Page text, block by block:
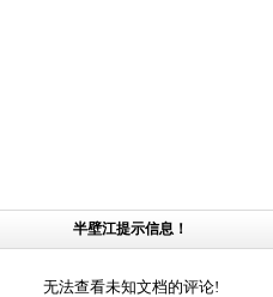
半壁江提示信息！
无法查看未知文档的评论!